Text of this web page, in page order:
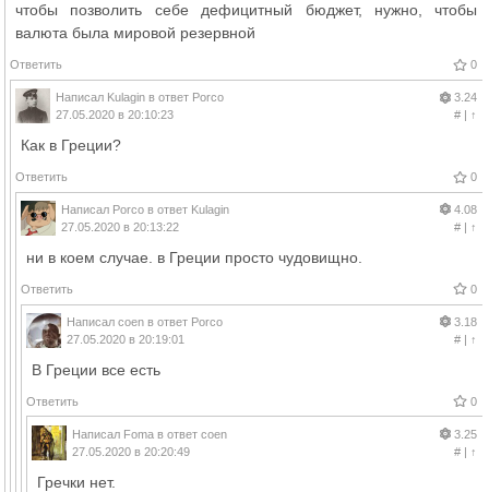
чтобы позволить себе дефицитный бюджет, нужно, чтобы
валюта была мировой резервной
Ответить 0
Написал Kulagin в ответ Porco
27.05.2020 в 20:10:23
3.24
#| ↑
Как в Греции?
Ответить 0
Написал Porco в ответ Kulagin
27.05.2020 в 20:13:22
4.08
#| ↑
ни в коем случае. в Греции просто чудовищно.
Ответить 0
Написал coen в ответ Porco
27.05.2020 в 20:19:01
3.18
#| ↑
В Греции все есть
Ответить 0
Написал Foma в ответ coen
27.05.2020 в 20:20:49
3.25
#| ↑
Гречки нет.